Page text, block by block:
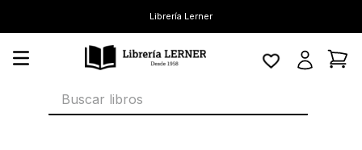
Librería Lerner
Buscar libros